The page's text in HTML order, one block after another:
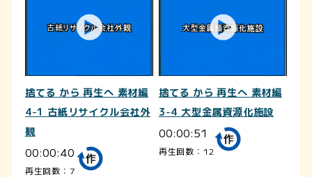
捨てる から 再生へ 素材編
4-1 古紙リサイクル会社外
観
00:00:40
再生回数：7
捨てる から 再生へ 素材編
3-4 大型金属資源化施設
00:00:51
再生回数：12